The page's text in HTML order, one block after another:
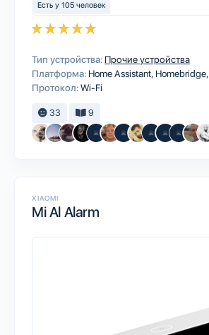
Есть у 105 человек
Тип устройства: Прочие устройства
Платформа: Home Assistant Homebridge
Протокол:Wi-Fi
33 9
XIAOMI
Mi Al Alarm